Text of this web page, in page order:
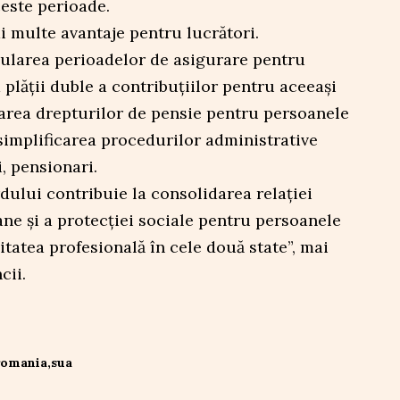
perioade.
multe avantaje pentru lucrători.
perioadelor de asigurare pentru
plății duble a contribuțiilor pentru aceeași
drepturilor de pensie pentru persoanele
procedurilor administrative
pensionari.
contribuie la consolidarea relaţiei
şi a protecţiei sociale pentru persoanele
profesională în cele două state”, mai
sua